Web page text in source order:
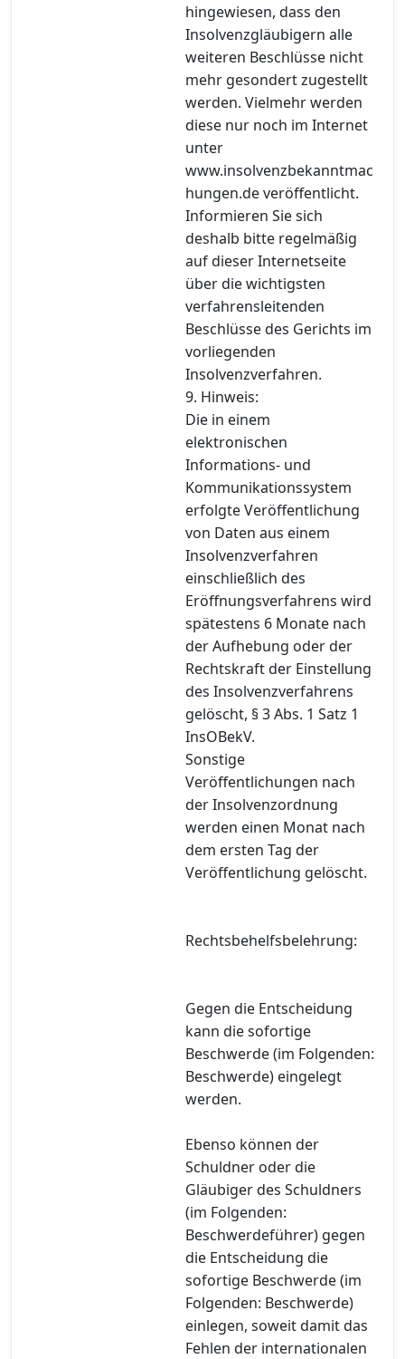
hingewiesen, dass den
Insolvenzgläubigern alle
weiteren Beschlüsse nicht
mehr gesondert zugestellt
werden. Vielmehr werden
diese nur noch im Internet
unter
www.insolvenzbekanntmac
hungen.de veröffentlicht.
Informieren Sie sich
deshalb bitte regelmäßig
auf dieser Internetseite
über die wichtigsten
verfahrensleitenden
Beschlüsse des Gerichts im
vorliegenden
Insolvenzverfahren.
9. Hinweis:
Die in einem
elektronischen
Informations- und
Kommunikationssystem
erfolgte Veröffentlichung
von Daten aus einem
Insolvenzverfahren
einschließlich des
Eröffnungsverfahrens wird
spätestens 6 Monate nach
der Aufhebung oder der
Rechtskraft der Einstellung
des Insolvenzverfahrens
gelöscht, § 3 Abs. 1 Satz 1
InsOBekV.
Sonstige
Veröffentlichungen nach
der Insolvenzordnung
werden einen Monat nach
dem ersten Tag der
Veröffentlichung gelöscht.
Rechtsbehelfsbelehrung:
Gegen die Entscheidung
kann die sofortige
Beschwerde (im Folgenden:
Beschwerde) eingelegt
werden.
Ebenso können der
Schuldner oder die
Gläubiger des Schuldners
(im Folgenden:
Beschwerdeführer) gegen
die Entscheidung die
sofortige Beschwerde (im
Folgenden: Beschwerde)
einlegen, soweit damit das
Fehlen der internationalen